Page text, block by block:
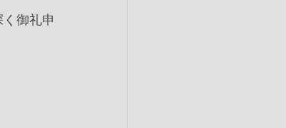
御礼申